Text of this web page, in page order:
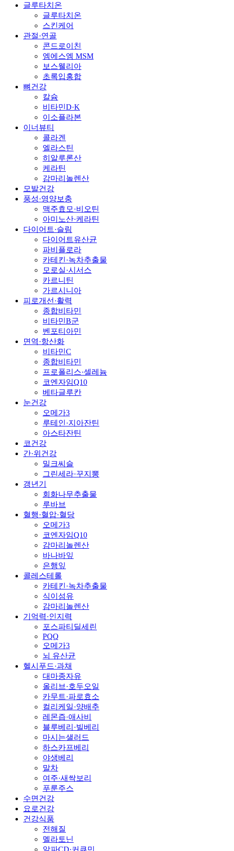
글루타치온
글루타치온
스킨케어
관절·연골
콘드로이친
엠에스엠 MSM
보스웰리아
초록입홍합
뼈건강
칼슘
비타민D·K
이소플라본
이너뷰티
콜라겐
엘라스틴
히알루론산
케라틴
감마리놀렌산
모발건강
풍성·영양보충
맥주효모·비오틴
아미노산·케라틴
다이어트·슬림
다이어트유산균
파비플로라
카테킨·녹차추출물
모로실·시서스
카르니틴
가르시니아
피로개선·활력
종합비타민
비타민B군
벤포티아민
면역·항산화
비타민C
종합비타민
프로폴리스·셀레늄
코엔자임Q10
베타글루칸
눈건강
오메가3
루테인·지아잔틴
아스타잔틴
코건강
간·위건강
밀크씨슬
그린세라·꾸지뽕
갱년기
회화나무추출물
루바브
혈행·혈압·혈당
오메가3
코엔자임Q10
감마리놀렌산
바나바잎
은행잎
콜레스테롤
카테킨·녹차추출물
식이섬유
감마리놀렌산
기억력·인지력
포스파티딜세린
PQQ
오메가3
뇌 유산균
헬시푸드·과채
대마종자유
올리브·호두오일
카무트·파로효소
컬리케일·양배추
레몬즙·애사비
블루베리·빌베리
마시는샐러드
하스카프베리
야생베리
말차
여주·새싹보리
푸룬주스
수면건강
요로건강
건강식품
전해질
멜라토닌
알파CD·커큐민